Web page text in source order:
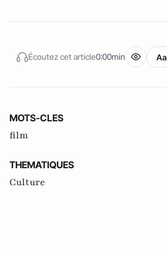
Écoutez cet article0:00min Aa
MOTS-CLES
film
THEMATIQUES
Culture